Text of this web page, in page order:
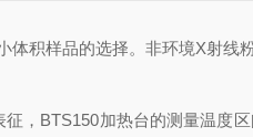
积样品的选择。非环境X射线
，BTS150加热台的测量温度